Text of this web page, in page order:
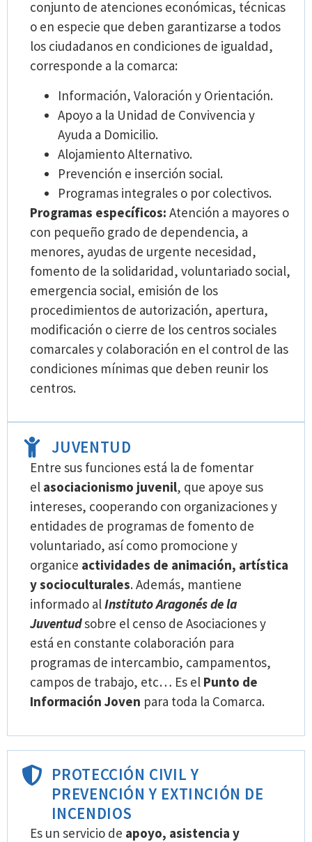
conjunto de atenciones económicas, técnicas
o en especie que deben garantizarse a todos
los ciudadanos en condiciones de igualdad,
corresponde a la comarca:
Información, Valoración y Orientación.
Apoyo a la Unidad de Convivencia y
Ayuda a Domicilio.
Alojamiento Alternativo.
Prevención e inserción social.
Programas integrales o por colectivos.
Programas específicos: Atención a mayores o
con pequeño grado de dependencia, a
menores, ayudas de urgente necesidad,
fomento de la solidaridad, voluntariado social,
emergencia social, emisión de los
procedimientos de autorización, apertura,
modificación o cierre de los centros sociales
comarcales y colaboración en el control de las
condiciones mínimas que deben reunir los
centros.
JUVENTUD
Entre sus funciones está la de fomentar
el asociacionismo juvenil, que apoye sus
intereses, cooperando con organizaciones y
entidades de programas de fomento de
voluntariado, así como promocione y
organice actividades de animación, artística
y socioculturales. Además, mantiene
informado alInstituto Aragonés de la
Juventudsobre el censo de Asociaciones y
está en constante colaboración para
programas de intercambio, campamentos,
campos de trabajo, etc… Es el Punto de
Información Joven para toda la Comarca.
PROTECCIÓN CIVIL Y
PREVENCIÓN Y EXTINCIÓN DE
INCENDIOS
Es un servicio de apoyo, asistencia y